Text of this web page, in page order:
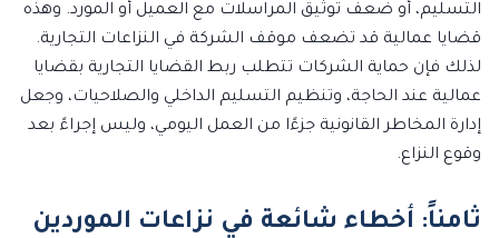
التسليم، أو ضعف توثيق المراسلات مع العميل أو المورد. وهذه
قضايا عمالية قد تضعف موقف الشركة في النزاعات التجارية.
لذلك فإن حماية الشركات تتطلب ربط القضايا التجارية بقضايا
عمالية عند الحاجة، وتنظيم التسليم الداخلي والصلاحيات، وجعل
إدارة المخاطر القانونية جزءًا من العمل اليومي، وليس إجراءً بعد
وقوع النزاع.
ثامناً: أخطاء شائعة في نزاعات الموردين